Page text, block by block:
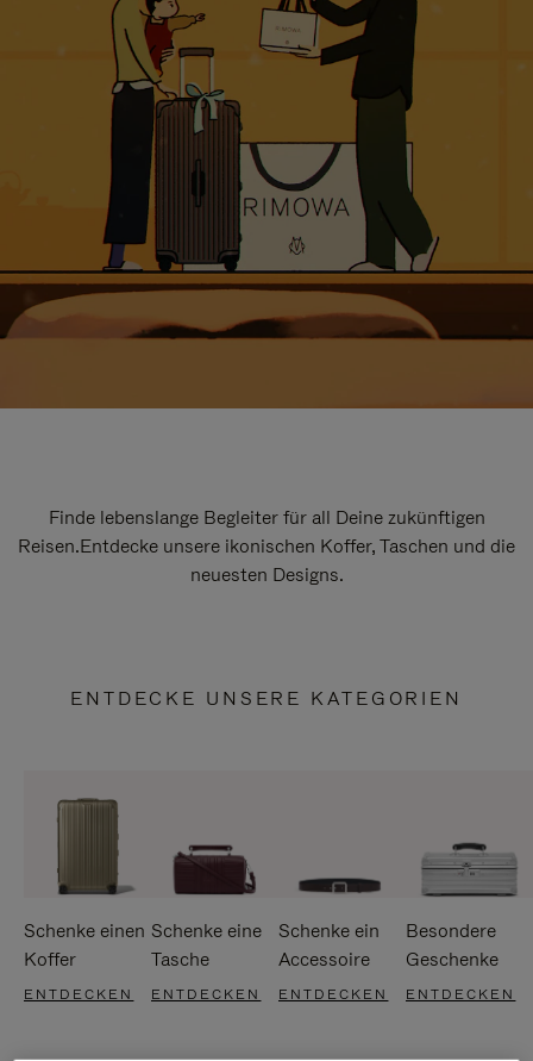
Finde lebenslange Begleiter für all Deine zukünftigen
Reisen.Entdecke unsere ikonischen Koffer, Taschen und die
neuesten Designs.
ENTDECKE UNSERE KATEGORIEN
Schenke einen
Koffer
ENTDECKEN
Schenke eine
Tasche
ENTDECKEN
Schenke ein
Accessoire
ENTDECKEN
Besondere
Geschenke
ENTDECKEN